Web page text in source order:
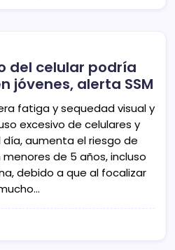
del celular podría
jóvenes, alerta SSM
fatiga y sequedad visual y
excesivo de celulares y
aumenta el riesgo de
de 5 años, incluso
debido a que al focalizar